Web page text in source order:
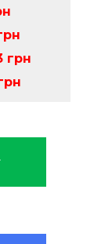
грн